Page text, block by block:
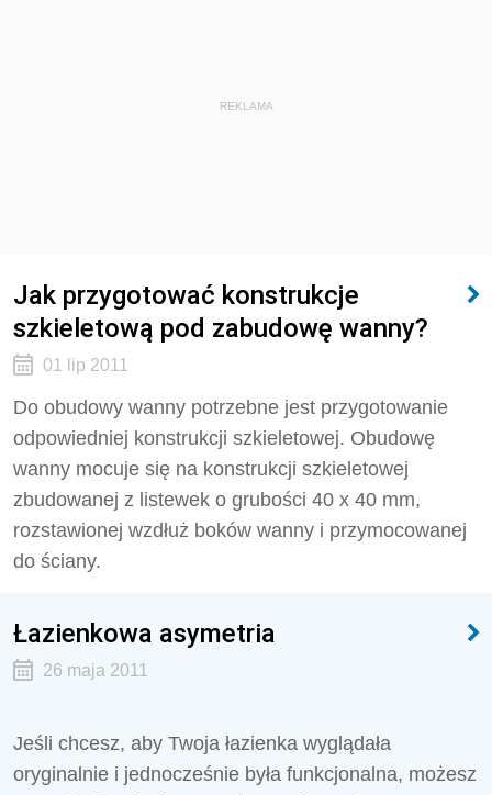
REKLAMA
Jak przygotować konstrukcje
szkieletową pod zabudowę wanny?
01 lip 2011
Do obudowy wanny potrzebne jest przygotowanie
odpowiedniej konstrukcji szkieletowej. Obudowę
wanny mocuje się na konstrukcji szkieletowej
zbudowanej z listewek o grubości 40 x 40 mm,
rozstawionej wzdłuż boków wanny i przymocowanej
do ściany.
Łazienkowa asymetria
26 maja 2011
Jeśli chcesz, aby Twoja łazienka wyglądała
oryginalnie i jednocześnie była funkcjonalna, możesz